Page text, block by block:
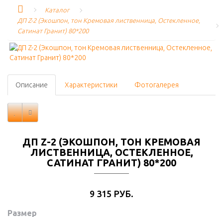
Каталог
ДП Z-2 (Экошпон, тон Кремовая лиственница, Остекленное,
Сатинат Гранит) 80*200
Описание Характеристики Фотогалерея
ДП Z-2 (ЭКОШПОН, ТОН КРЕМОВАЯ
ЛИСТВЕННИЦА, ОСТЕКЛЕННОЕ,
САТИНАТ ГРАНИТ) 80*200
9 315 РУБ.
Размер